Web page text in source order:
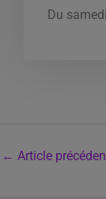
Du
← Article